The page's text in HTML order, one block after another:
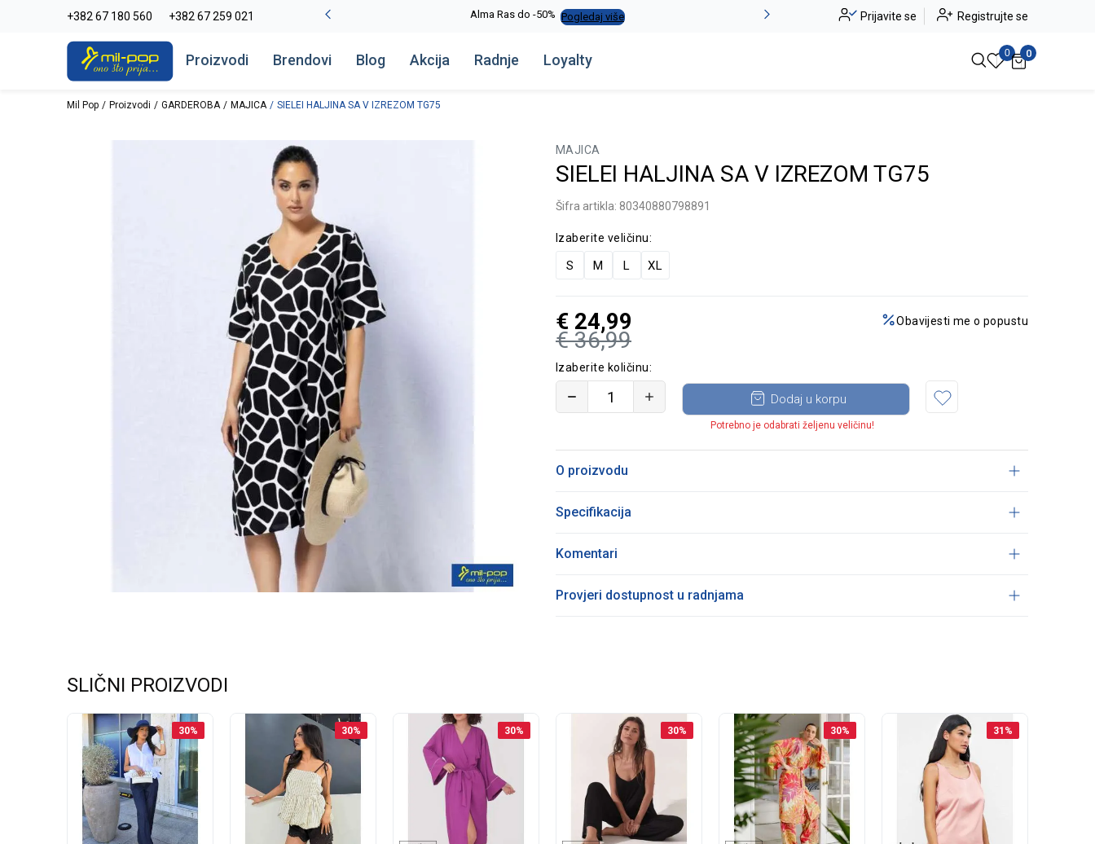
+382 67 180 560 +382 67 259 021
La Plage peškiri do -30% Pogledaj više Alma Ras do -50% Pogledaj više Novo u ponudi - Jadea Pogledaj više
Prijavite se Registrujte se
Proizvodi Brendovi Blog Akcija Radnje Loyalty 0 0
Mil Pop Proizvodi GARDEROBA MAJICA SIELEI HALJINA SA V IZREZOM TG75
MAJICA
SIELEI HALJINA SA V IZREZOM TG75
Šifra artikla: 80340880798891
Izaberite veličinu:
S M L XL
€ 36,99
€ 24,99 Obavijesti me o popustu
Izaberite količinu:
Dodaj u korpu
Potrebno je odabrati željenu veličinu!
O proizvodu
Specifikacija
Komentari
Provjeri dostupnost u radnjama
SLIČNI PROIZVODI
30% 30% 30% 30% 30% 31 %